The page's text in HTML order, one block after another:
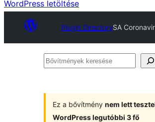
WordPress letöltése
Plugin DirectorySA
Bővítmények
Ez a bővítmény nem lett
WordPress legutóbbi 3 fő